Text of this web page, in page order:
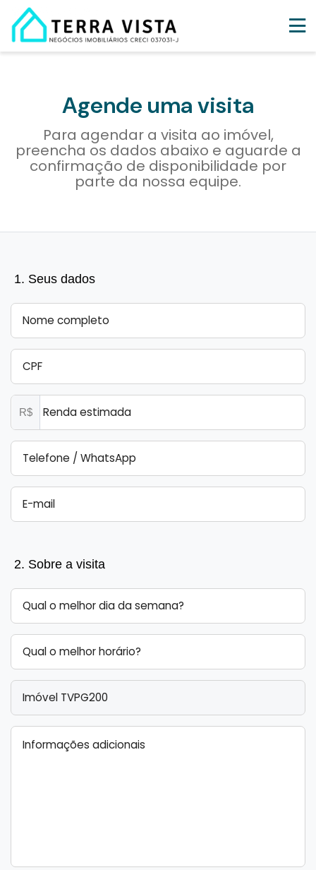
Agende uma visita
Para agendar a visita ao imóvel,
preencha os dados abaixo e aguarde a
confirmação de disponibilidade por
parte da nossa equipe.
1. Seus dados
R$
2. Sobre a visita